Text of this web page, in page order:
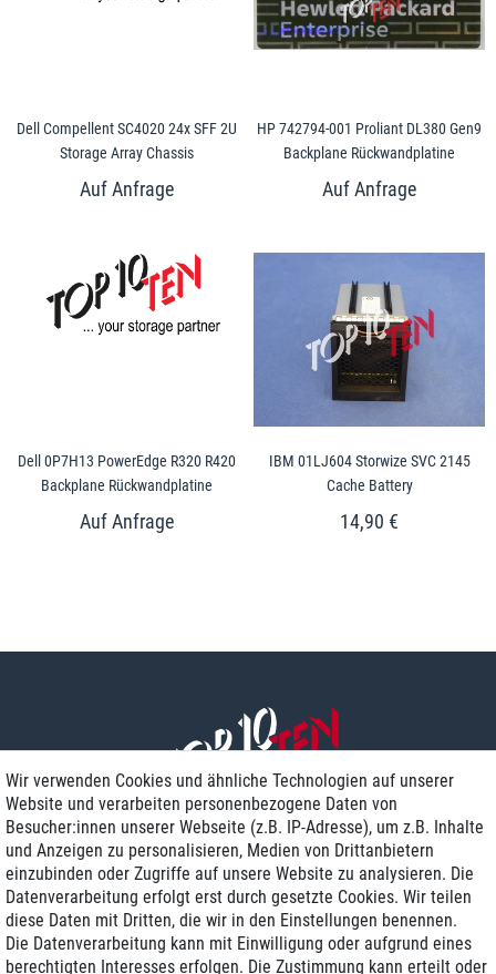
Dell Compellent SC4020 24x SFF 2U
Storage Array Chassis
HP 742794-001 Proliant DL380 Gen9
Backplane Rückwandplatine
Dell 0P7H13 PowerEdge R320 R420
Backplane Rückwandplatine
IBM 01LJ604 Storwize SVC 2145
Cache Battery
14,90 €
Zustellung am nächsten Werktag
Günstiger Versand
Generalüberholt mit Garantie
Wir verwenden Cookies und ähnliche Technologien auf unserer
Website und verarbeiten personenbezogene Daten von
Besucher:innen unserer Webseite (z.B. IP-Adresse), um z.B. Inhalte
und Anzeigen zu personalisieren, Medien von Drittanbietern
einzubinden oder Zugriffe auf unsere Website zu analysieren. Die
Datenverarbeitung erfolgt erst durch gesetzte Cookies. Wir teilen
diese Daten mit Dritten, die wir in den Einstellungen benennen.
Die Datenverarbeitung kann mit Einwilligung oder aufgrund eines
berechtigten Interesses erfolgen. Die Zustimmung kann erteilt oder